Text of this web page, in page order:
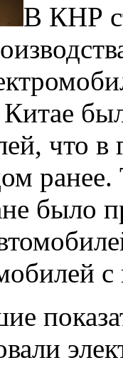
В КНР
что в
ранее.
было